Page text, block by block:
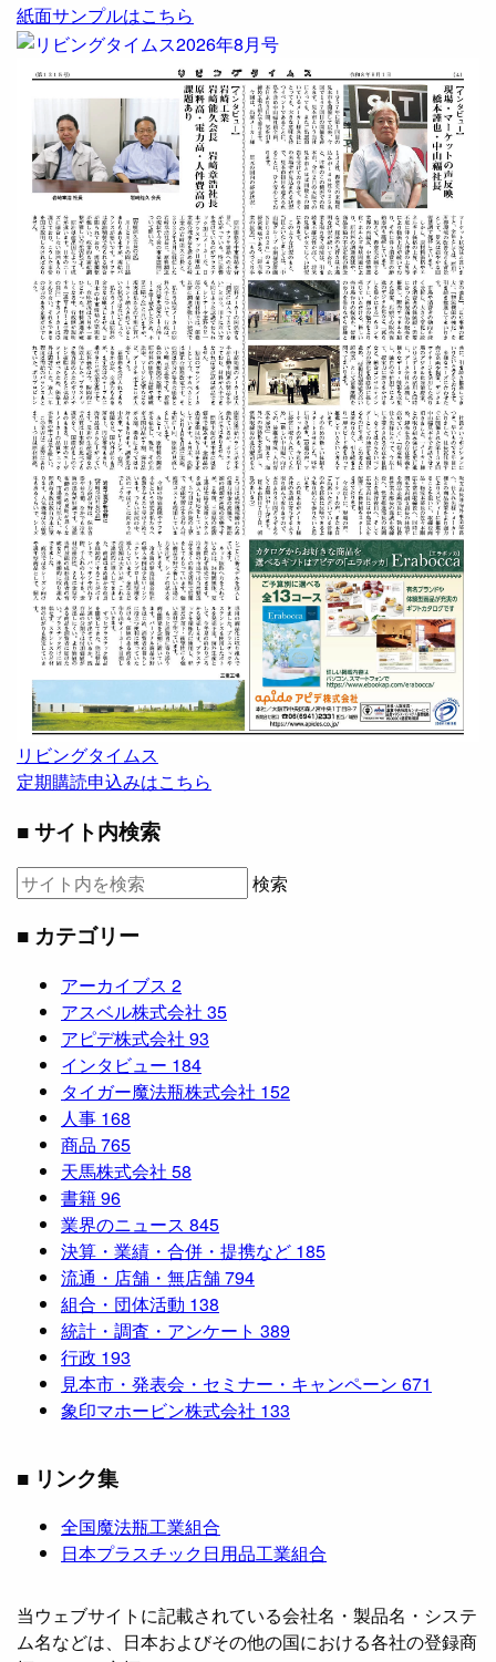
紙面サンプルはこちら
リビングタイムス
定期購読申込みはこちら
■ サイト内検索
検索
■ カテゴリー
アーカイブス 2
アスベル株式会社 35
アピデ株式会社 93
インタビュー 184
タイガー魔法瓶株式会社 152
人事 168
商品 765
天馬株式会社 58
書籍96
業界のニュース 845
決算・業績・合併・提携など 185
流通・店舗・無店舗794
組合・団体活動 138
統計・調査・アンケート 389
行政 193
見本市・発表会・セミナー・キャンペーン 671
象印マホービン株式会社 133
■ リンク集
全国魔法瓶工業組合
日本プラスチック日用品工業組合
当ウェブサイトに記載されている会社名・製品名・システ
ム名などは、日本およびその他の国における各社の登録商